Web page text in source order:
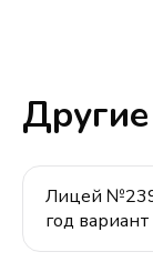
Лицей №239
год